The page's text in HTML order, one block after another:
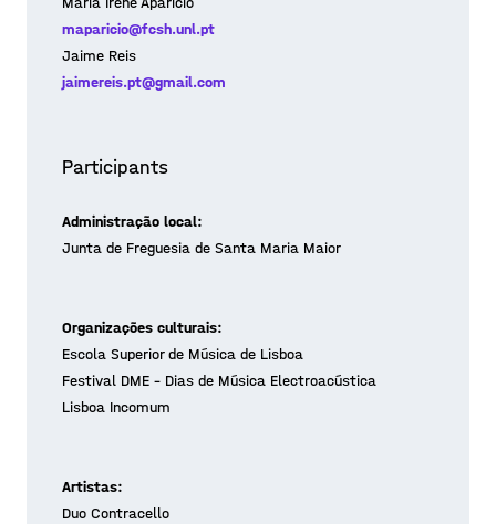
maparicio@fcsh.unl.pt
Jaime Reis
jaimereis.pt@gmail.com
Participants
Administração local:
Junta de Freguesia de Santa Maria Maior
Organizações culturais:
Escola Superior de Música de Lisboa
Festival DME – Dias de Música Electroacústica
Lisboa Incomum
Artistas:
Duo Contracello